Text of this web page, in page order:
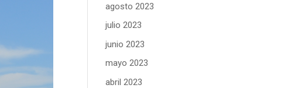
agosto 2023
julio 2023
junio 2023
mayo 2023
abril 2023